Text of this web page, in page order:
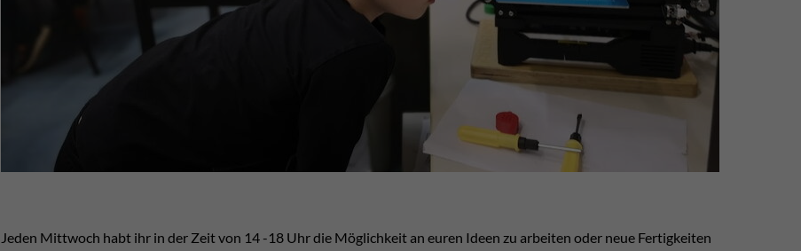
Jeden Mittwoch habt ihr in der Zeit von 14 -18 Uhr die Möglichkeit an euren Ideen zu arbeiten oder neue Fertigkeiten